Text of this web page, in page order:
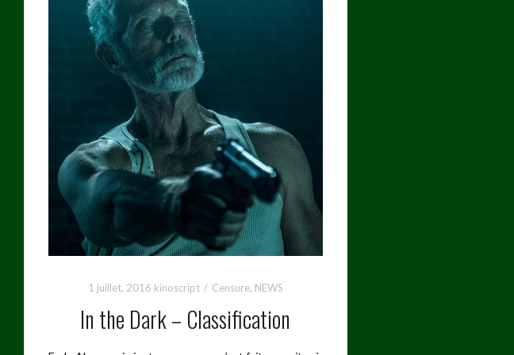
1 juillet, 2016 kinoscript Censure, NEWS
In the Dark – Classification